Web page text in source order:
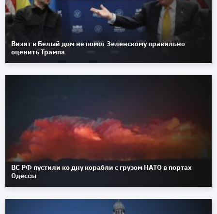
Визит в Белый дом не помог Зеленскому правильно
оценить Трампа
ВС РФ пустили ко дну корабли с грузом НАТО в портах
Одессы